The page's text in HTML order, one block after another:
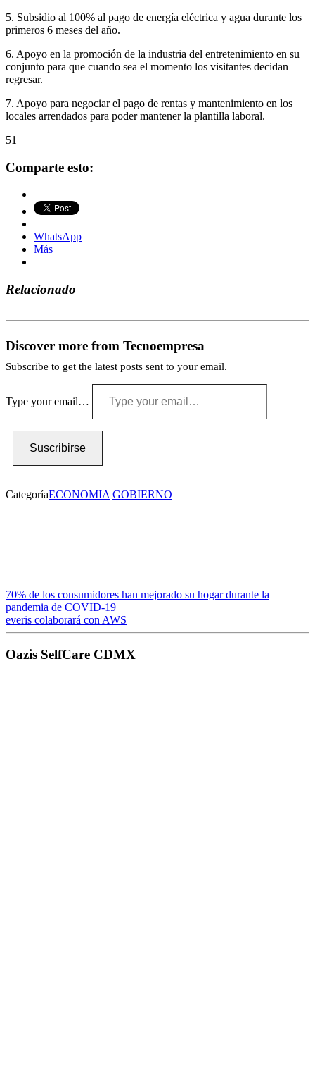
5. Subsidio al 100% al pago de energía eléctrica y agua durante los
primeros 6 meses del año.
6. Apoyo en la promoción de la industria del entretenimiento en su
conjunto para que cuando sea el momento los visitantes decidan
regresar.
7. Apoyo para negociar el pago de rentas y mantenimiento en los
locales arrendados para poder mantener la plantilla laboral.
51
Comparte esto:
WhatsApp
Más
Relacionado
Discover more from Tecnoempresa
Subscribe to get the latest posts sent to your email.
Type your email…
Suscribirse
CategoríaECONOMIA GOBIERNO
70% de los consumidores han mejorado su hogar durante la
pandemia de COVID-19
everis colaborará con AWS
Oazis SelfCare CDMX